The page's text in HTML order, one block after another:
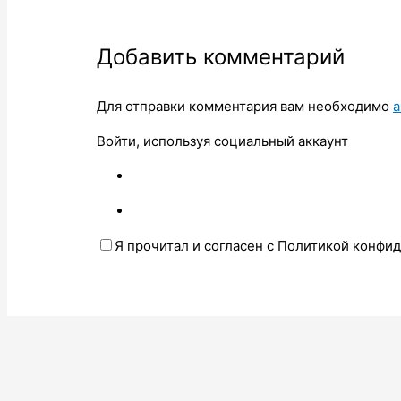
Добавить комментарий
Для отправки комментария вам необходимо
Войти, используя социальный аккаунт
Я прочитал и согласен с Политикой